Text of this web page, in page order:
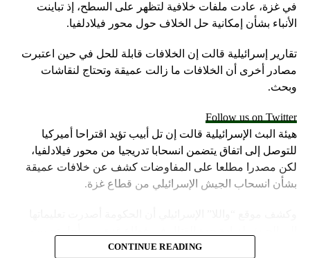
في غزة، عادت ملفات خلافية لتظهر على السطح، إذ تباينت
الأنباء بشأن إمكانية حل الخلاف حول محور فيلادلفيا.
تقارير إسرائيلية قالت إن الخلافات قابلة للحل في حين اعتبرت
مصادر أخرى أن الخلافات ما زالت عميقة وتحتاج لنقاشات
وبحث.
Follow us on Twitter
هيئة البث الإسرائيلية قالت إن تل أبيب تؤيد اقتراحا أميركيا
للتوصل إلى اتفاق يتضمن انسحابا تدريجيا من محور فيلادلفيا،
لكن مصدرا مطلعا على المفاوضات كشف عن خلافات عميقة
بشأن انسحاب الجيش الإسرائيلي من قطاع غزة.
موقف إسرائيل في محادثات الهدنة.
CONTINUE READING